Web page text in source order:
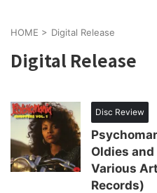
HOME > Digital Release
Digital Release
Disc Review
Oldies and
Various
Records)